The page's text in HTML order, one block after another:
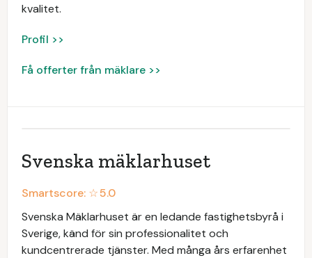
kvalitet.
Profil >>
Få offerter från mäklare >>
Svenska mäklarhuset
Smartscore: ☆5.0
Svenska Mäklarhuset är en ledande fastighetsbyrå i
Sverige, känd för sin professionalitet och
kundcentrerade tjänster. Med många års erfarenhet